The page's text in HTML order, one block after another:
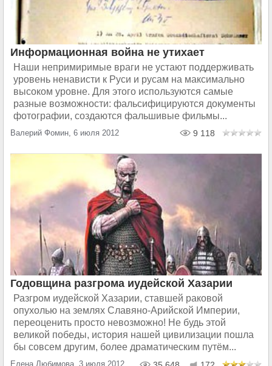
Информационная война не утихает
Наши непримиримые враги не устают поддерживать
уровень ненависти к Руси и русам на максимально
высоком уровне. Для этого используются самые
разные возможности: фальсифицируются документы
фотографии, создаются фальшивые фильмы...
Валерий Фомин, 6 июля 2012 9 118
Годовщина разгрома иудейской Хазарии
Разгром иудейской Хазарии, ставшей раковой
опухолью на землях Славяно-Арийской Империи,
переоценить просто невозможно! Не будь этой
великой победы, история нашей цивилизации пошла
бы совсем другим, более драматическим путём...
Елена Любимова, 3 июля 2012